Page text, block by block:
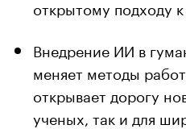
открытому подходу
Внедрение ИИ в
меняет методы
открывает дорогу
ученых, так и для